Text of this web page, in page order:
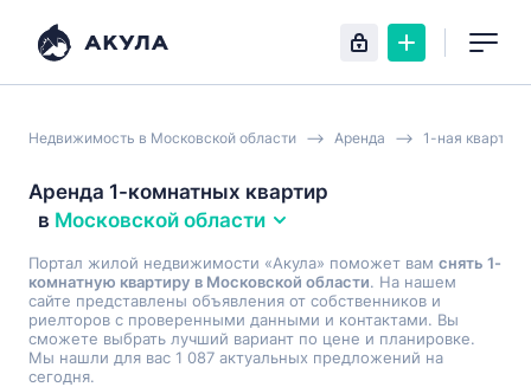
Недвижимость в Московской области Аренда 1-ная квартира
Аренда 1-комнатных квартир
в Московской области
Портал жилой недвижимости «Акула» поможет вам снять 1-
комнатную квартиру в Московской области. На нашем
сайте представлены объявления от собственников и
риелторов с проверенными данными и контактами. Вы
сможете выбрать лучший вариант по цене и планировке.
Мы нашли для вас 1 087 актуальных предложений на
сегодня.